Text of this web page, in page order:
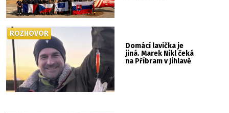
Domácí lavička je
jiná. Marek Nikl čeká
na Příbram v Jihlavě
ROZHOVOR